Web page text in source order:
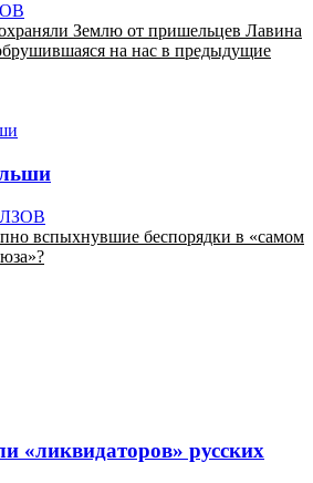
Землю от пришельцев Лавина
на нас в предыдущие
вспыхнувшие беспорядки в «самом
«ликвидаторов» русских